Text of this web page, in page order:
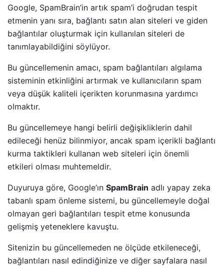
— Google Search Central
(@googlesearchc)December
14, 2022
Google, SpamBrain’in artık spam’i doğrudan tespit
etmenin yanı sıra, bağlantı satın alan siteleri ve giden
bağlantılar oluşturmak için kullanılan siteleri de
tanımlayabildiğini söylüyor.
Bu güncellemenin amacı, spam bağlantıları algılama
sisteminin etkinliğini artırmak ve kullanıcıların spam
veya düşük kaliteli içerikten korunmasına yardımcı
olmaktır.
Bu güncellemeye hangi belirli değişikliklerin dahil
edileceği henüz bilinmiyor, ancak spam içerikli bağlantı
kurma taktikleri kullanan web siteleri için önemli
etkileri olması muhtemeldir.
Duyuruya göre, Google’ın SpamBrain adlı yapay zeka
tabanlı spam önleme sistemi, bu güncellemeyle doğal
olmayan geri bağlantıları tespit etme konusunda
gelişmiş yeteneklere kavuştu.
Sitenizin bu güncellemeden ne ölçüde etkileneceği,
bağlantıları nasıl edindiğinize ve diğer sayfalara nasıl